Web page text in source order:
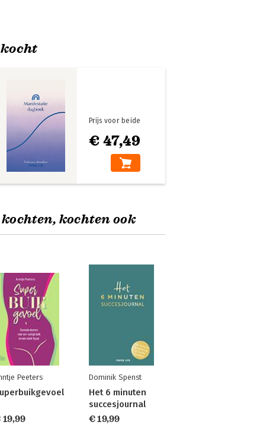
€ 47,49
Prijs voor beide
kochten ook
Peeters
19,99
Dominik Spenst
Het 6 minuten
succesjournal
€ 19,99